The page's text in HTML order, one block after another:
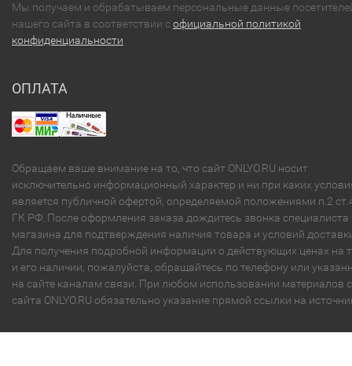
Мы получаем и обрабатываем персональные данные
нашего сайта в соответствии софициальной политикой
конфиденциальности
ОПЛАТА
Обращаем ваше внимание на то, что сайт ONLYO.RU носит
исключительно информационный характер и ни при каких
является публичной офертой, определяемой положениями п.2
ГК РФ. После оформления заказа дождитесь звонка специалиста
магазина для подтверждения наличия товара и условий
Для получения подробной информации о действующих ценах на
и его наличии, пожалуйста, обращайтесь по телефону или
на сайте каналам связи. При любом использовании материалов с
сайта ONLYO.RU обязательно указание прямой ссылки на